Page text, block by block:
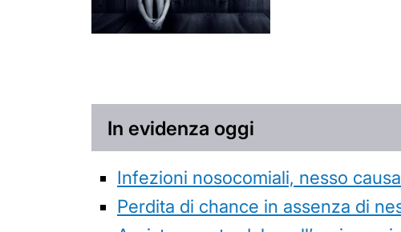
In evidenza oggi
Infezioni nosocomiali, nesso
Perdita di chance in assenza di